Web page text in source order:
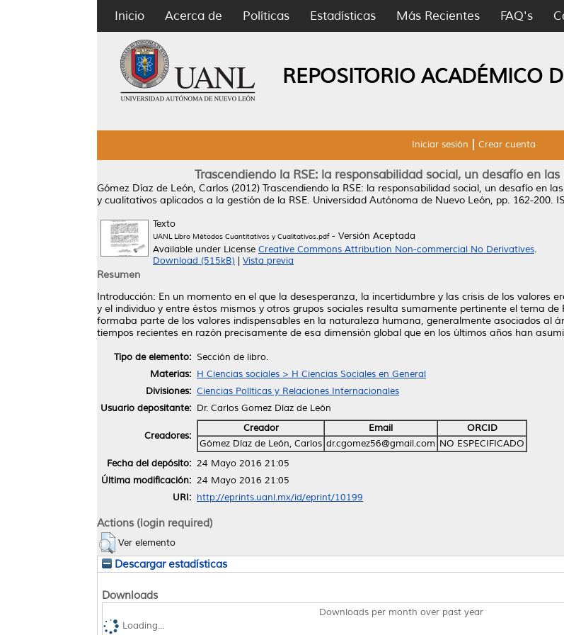
Inicio Acerca de Políticas Estadísticas Más Recientes FAQ's
REPOSITORIO ACADÉMICO
Iniciar sesión Crear cuenta
Trascendiendo la RSE: la responsabilidad social, un desafío en
Gómez Díaz de León, Carlos (2012) Trascendiendo la RSE: la responsabilidad social, un desafío en
y cualitativos aplicados a la gestión de la RSE. Universidad Autónoma de Nuevo León, pp. 162-200.
Texto
UANL Libro Métodos Cuantitativos y Cualitativos.pdf- Versión Aceptada
Available under License Creative Commons Attribution Non-commercial No Derivatives.
Download (515kB)
Vista previa
Resumen
Introducción: En un momento en el que la desesperanza, la incertidumbre y las crisis de los valores
y el individuo y entre éstos mismos y otros grupos sociales resulta sumamente pertinente el tema
formaba parte de los valores indispensables en la naturaleza humana, generalmente asociados al
tiempos recientes en razón precisamente de esa dimensión global que en los últimos años han
Tipo de elemento: Sección de libro.
Materias: H Ciencias sociales > H Ciencias Sociales en General
Divisiones: Ciencias Políticas y Relaciones Internacionales
Usuario depositante: Dr. Carlos Gomez Díaz de León
Creadores:
Creador Email
ORCID
Gómez Díaz de León, Carlos dr.cgomez56@gmail.com NO ESPECIFICADO
Fecha del depósito: 24 Mayo 2016 21:05
Última modificación: 24 Mayo 2016 21:05
URI: http://eprints.uanl.mx/id/eprint/10199
Actions (login required)
Ver elemento
Descargar estadísticas
Downloads
Downloads per month over past year
Loading...